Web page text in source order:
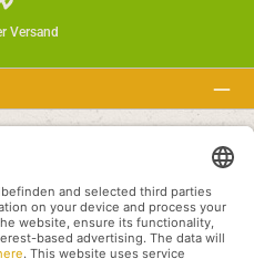
Versand